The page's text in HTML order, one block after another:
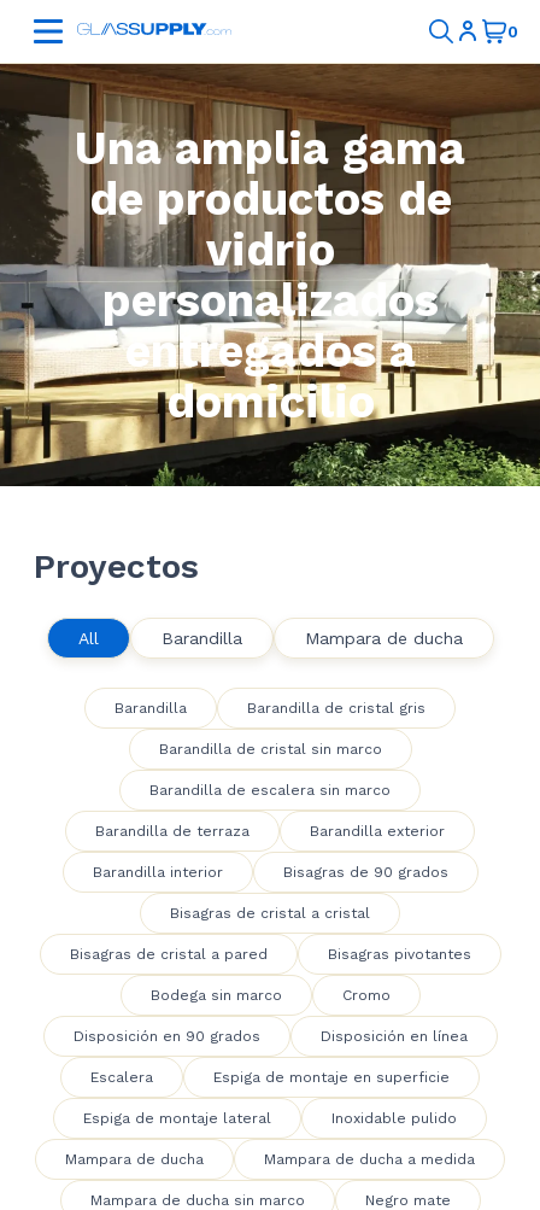
Una amplia gama
de productos de
vidrio
personalizados
entregados a
domicilio
Proyectos
All Barandilla Mampara de ducha
Barandilla Barandilla de cristal gris
Barandilla de cristal sin marco
Barandilla de escalera sin marco
Barandilla de terraza Barandilla exterior
Barandilla interior Bisagras de 90 grados
Bisagras de cristal a cristal
Bisagras de cristal a pared Bisagras pivotantes
Bodega sin marco Cromo
Disposición en 90 grados Disposición en línea
Escalera Espiga de montaje en superficie
Espiga de montaje lateral Inoxidable pulido
Mampara de ducha Mampara de ducha a medida
Mampara de ducha sin marco Negro mate